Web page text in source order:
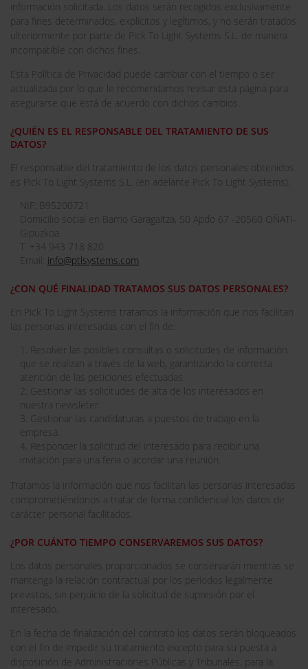
información solicitada. Los datos serán recogidos exclusivamente
para fines determinados, explícitos y legítimos, y no serán tratados
ulteriormente por parte de Pick To Light Systems S.L. de manera
incompatible con dichos fines.
Esta Política de Privacidad puede cambiar con el tiempo o ser
actualizada por lo que le recomendamos revisar esta página para
asegurarse que está de acuerdo con dichos cambios.
¿QUIÉN ES EL RESPONSABLE DEL TRATAMIENTO DE SUS
DATOS?
El responsable del tratamiento de los datos personales obtenidos
es Pick To Light Systems S.L. (en adelante Pick To Light Systems).
NIF: B95200721
Domicilio social en Barrio Garagaltza, 50 Apdo 67 -20560 OÑATI-
Gipuzkoa.
T. +34 943 718 820
Email: info@ptlsystems.com
¿CON QUÉ FINALIDAD TRATAMOS SUS DATOS PERSONALES?
En Pick To Light Systems tratamos la información que nos facilitan
las personas interesadas con el fin de:
1. Resolver las posibles consultas o solicitudes de información
que se realizan a través de la web, garantizando la correcta
atención de las peticiones efectuadas.
2. Gestionar las solicitudes de alta de los interesados en
nuestra newsleter.
3. Gestionar las candidaturas a puestos de trabajo en la
empresa.
4. Responder la solicitud del interesado para recibir una
invitación para una feria o acordar una reunión.
Tratamos la información que nos facilitan las personas interesadas
comprometiéndonos a tratar de forma confidencial los datos de
carácter personal facilitados.
¿POR CUÁNTO TIEMPO CONSERVAREMOS SUS DATOS?
Los datos personales proporcionados se conservarán mientras se
mantenga la relación contractual por los períodos legalmente
previstos, sin perjuicio de la solicitud de supresión por el
interesado.
En la fecha de finalización del contrato los datos serán bloqueados
con el fin de impedir su tratamiento excepto para su puesta a
disposición de Administraciones Públicas y Tribunales, para la